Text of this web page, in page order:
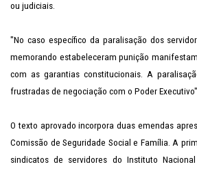
ou judiciais.
"No caso específico da paralisação dos
memorando estabeleceram punição
com as garantias constitucionais. A
frustradas de negociação com o Poder
O texto aprovado incorpora duas emendas
Comissão de Seguridade Social e Família. A
sindicatos de servidores do Instituto